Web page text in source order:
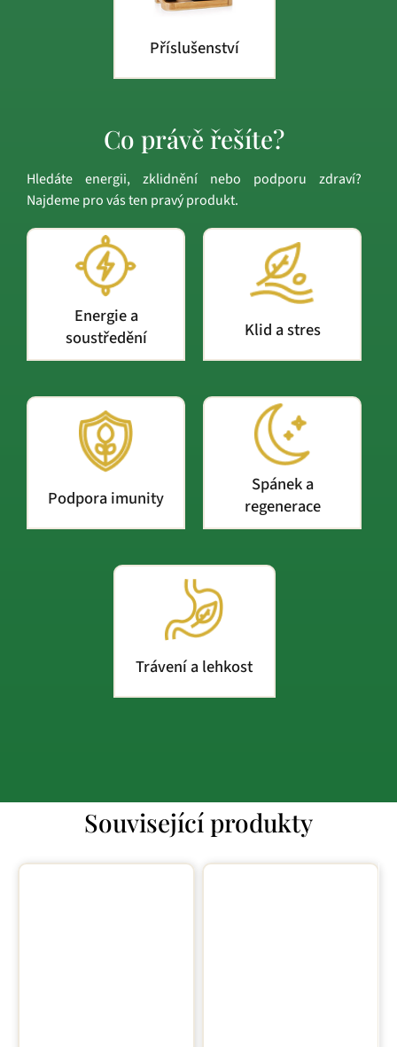
Příslušenství
Co právě řešíte?
Hledáte energii, zklidnění nebo podporu zdraví?
Najdeme pro vás ten pravý produkt.
Energie a
soustředění
Klid a stres
Podpora imunity
Spánek a
regenerace
Trávení a lehkost
Související produkty